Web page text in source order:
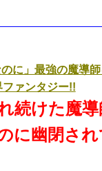
に」最強の魔導
ァンタジー!!
続けた魔導
に幽閉さ